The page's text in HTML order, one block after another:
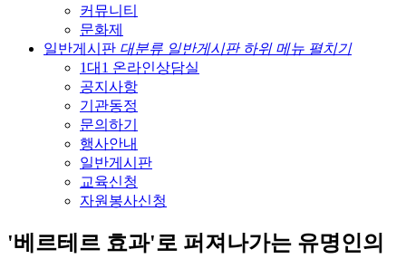
커뮤니티
문화제
일반게시판 대분류 일반게시판 하위 메뉴 펼치기
1대1 온라인상담실
공지사항
기관동정
문의하기
행사안내
일반게시판
교육신청
자원봉사신청
'베르테르 효과'로 퍼져나가는 유명인의